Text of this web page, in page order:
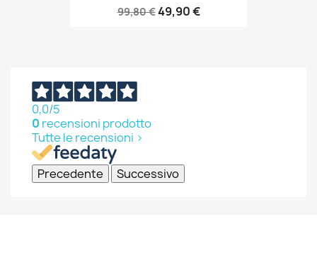
99,80 €49,90 €
0,0/5
0 recensioni prodotto
Tutte le recensioni >
Precedente Successivo